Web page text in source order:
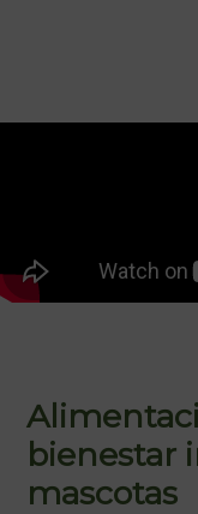
bienestar
mascotas